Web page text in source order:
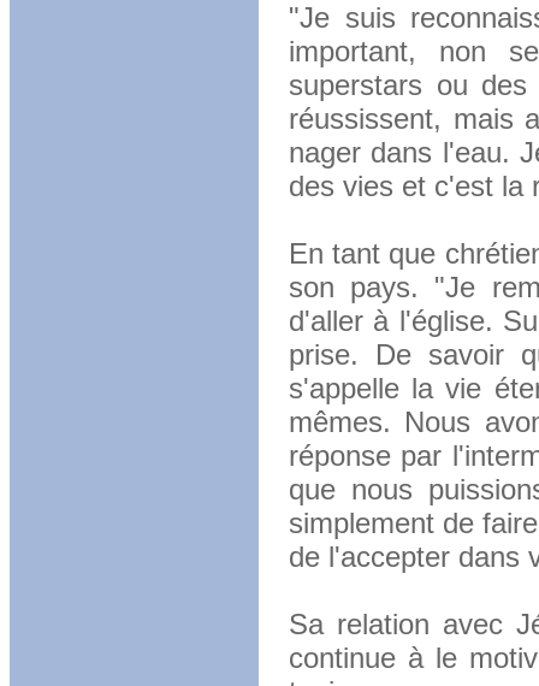
"Je suis
important, non
superstars ou
réussissent, mais
nager dans l'eau.
des vies et c'est la
En tant que
son pays. "Je
d'aller à l'église.
prise. De savoir
s'appelle la vie
mêmes. Nous
réponse par
que nous
simplement de
de l'accepter dans
Sa relation avec
continue à le